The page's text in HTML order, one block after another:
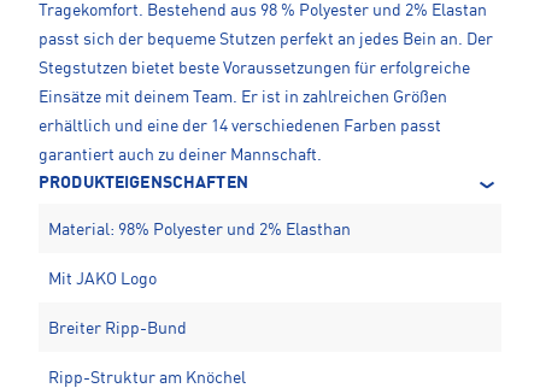
Tragekomfort. Bestehend aus 98 % Polyester und 2% Elastan
passt sich der bequeme Stutzen perfekt an jedes Bein an. Der
Stegstutzen bietet beste Voraussetzungen für erfolgreiche
Einsätze mit deinem Team. Er ist in zahlreichen Größen
erhältlich und eine der 14 verschiedenen Farben passt
garantiert auch zu deiner Mannschaft.
PRODUKTEIGENSCHAFTEN
Material: 98% Polyester und 2% Elasthan
Mit JAKO Logo
Breiter Ripp-Bund
Ripp-Struktur am Knöchel